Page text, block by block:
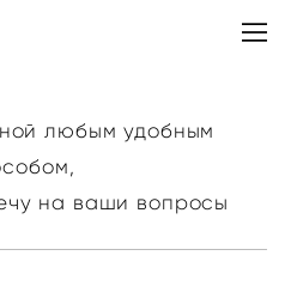
любым удобным
на ваши вопросы